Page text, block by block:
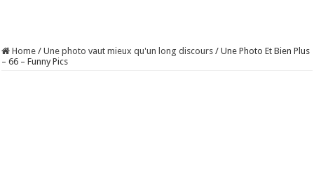
Home / Une photo vaut mieux qu'un long discours / Une Photo Et Bien Plus
– 66 – Funny Pics